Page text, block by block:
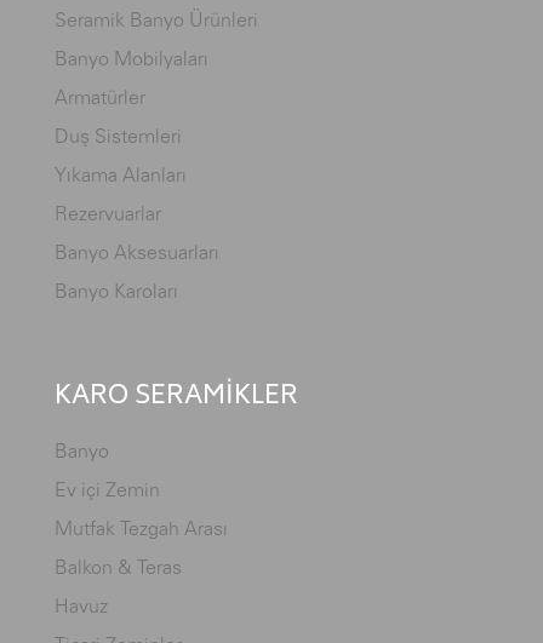
Seramik Banyo Ürünleri
Banyo Mobilyaları
Armatürler
Duş Sistemleri
Yıkama Alanları
Rezervuarlar
Banyo Aksesuarları
Banyo Karoları
KARO SERAMİKLER
Banyo
Ev içi Zemin
Mutfak Tezgah Arası
Balkon & Teras
Havuz